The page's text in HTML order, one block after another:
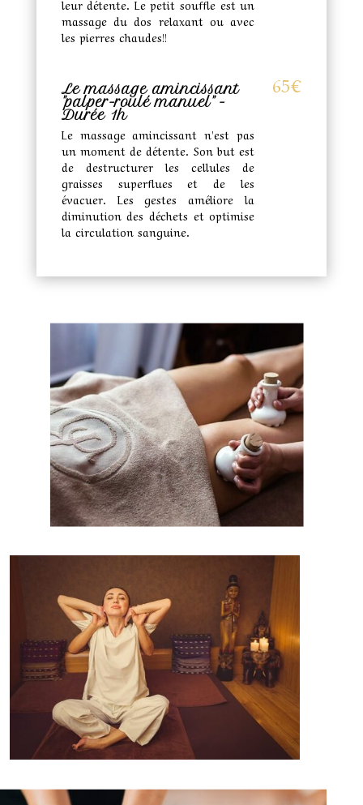
leur détente. Le petit souffle est un
massage du dos relaxant ou avec
les pierres chaudes!!
Le massage amincissant
"palper-roulé manuel" -
Durée 1h
Le massage amincissant n'est pas
un moment de détente. Son but est
de destructurer les cellules de
graisses superflues et de les
évacuer. Les gestes améliore la
diminution des déchets et optimise
la circulation sanguine.
65€